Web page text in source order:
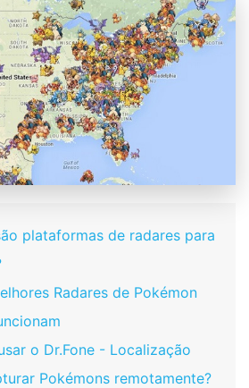
plataformas de radares para
Radares de Pokémon
o Dr.Fone - Localização
Pokémons remotamente?